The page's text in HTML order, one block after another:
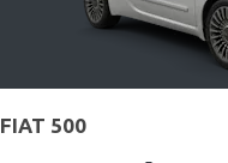
FIAT 500